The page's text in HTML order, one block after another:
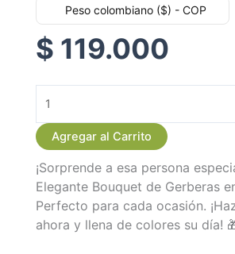
Peso colombiano ($) - COP
$ 119.000
Elegante
Bouquet
de
Gerberas
cantidad
Agregar al Carrito
¡Sorprende a esa persona
Elegante Bouquet de Gerberas
Perfecto para cada ocasión.
ahora y llena de colores su día!